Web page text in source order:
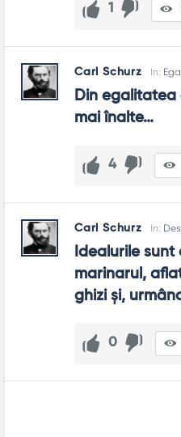
1
Carl Schurz In:
Din
mai înalte…
4
Carl Schurz In:
Idealurile
marinarul,
ghizi şi,
0